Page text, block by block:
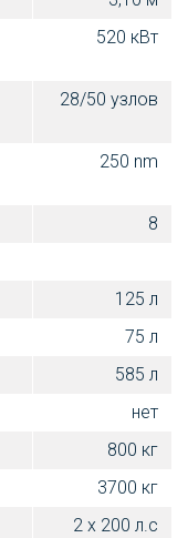
520 кВт
28/50 узлов
250 nm
8
125 л
75 л
585 л
нет
800 кг
3700 кг
2 х 200 л.с